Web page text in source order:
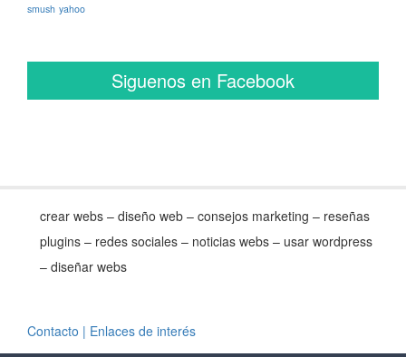
smush yahoo
Siguenos en Facebook
crear webs – diseño web – consejos marketing – reseñas
plugins – redes sociales – noticias webs – usar wordpress
– diseñar webs
Contacto | Enlaces de interés